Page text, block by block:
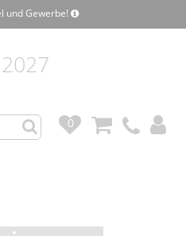
und Gewerbe!
2027
0